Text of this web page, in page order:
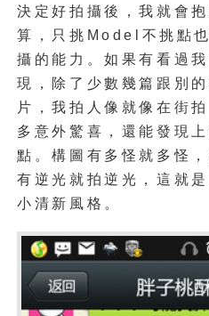
決定好拍攝後，我就會
算，只挑Model不挑點
攝的能力。如果有看過
現，除了少數幾篇跟別
片，我拍人像就像在街
多意外驚喜，還能發現
點。構圖有多怪就多怪
有逆光就拍逆光，這就
小清新風格。